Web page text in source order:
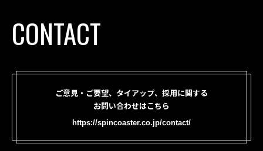
CONTACT
ご意見・ご要望、タイアップ、採用に関する
お問い合わせはこちら
https://spincoaster.co.jp/contact/